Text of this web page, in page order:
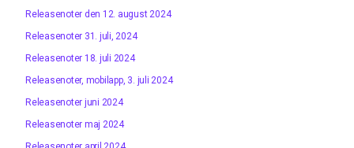
Releasenoter den 12. august 2024
Releasenoter 31. juli, 2024
Releasenoter 18. juli 2024
Releasenoter, mobilapp, 3. juli 2024
Releasenoter juni 2024
Releasenoter maj 2024